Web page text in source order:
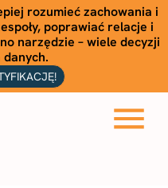
rozumieć zachowania i
poprawiać relacje i
narzędzie – wiele decyzji